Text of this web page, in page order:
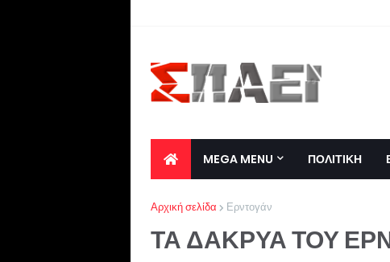
MEGA MENU ΠΟΛΙΤΙΚΗ
Αρχική σελίδα Ερντογάν
ΤΑ ΔΑΚΡΥΑ ΤΟΥ